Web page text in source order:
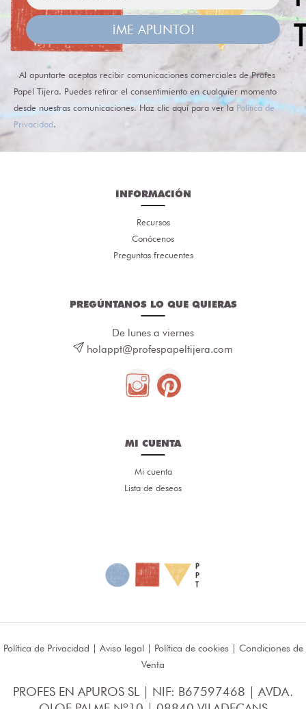
¡ME APUNTO!
Al apuntarte aceptas recibir comunicaciones comerciales de Profes
Papel Tijera. Puedes retirar el consentimiento en cualquier momento
desde nuestras comunicaciones. Haz clic aquí para ver la Política de
Privacidad.
INFORMACIÓN
Recursos
Conócenos
Preguntas frecuentes
PREGÚNTANOS LO QUE QUIERAS
De lunes a viernes
holappt@profespapeltijera.com
MI CUENTA
Mi cuenta
Lista de deseos
Política de Privacidad | Aviso legal| Política de cookies | Condiciones de
Venta
PROFES EN APUROS SL | NIF: B67597468 | AVDA.